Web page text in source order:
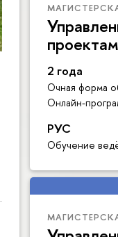
2 года
Очная форма
Онлайн-
РУС
Обучение